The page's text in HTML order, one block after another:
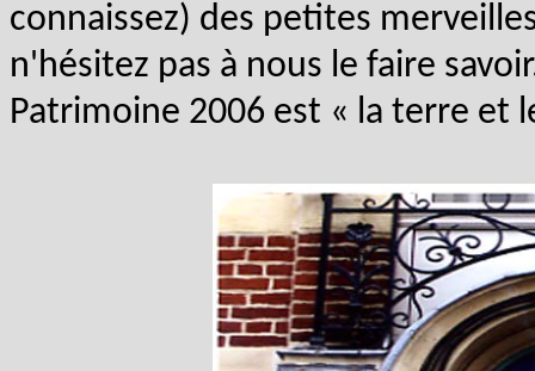
connaissez) des petites
n'hésitez pas à nous le faire
Patrimoine 2006 est « la terre et